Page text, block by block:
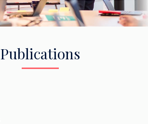
Publications